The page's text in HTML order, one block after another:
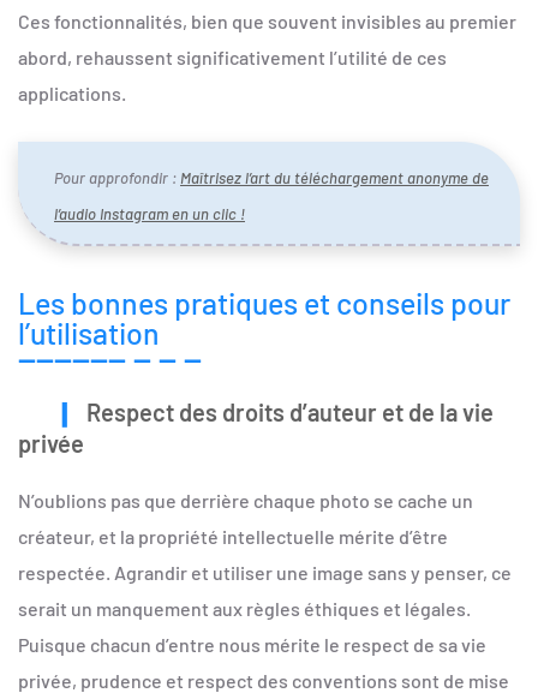
Ces fonctionnalités, bien que souvent invisibles au premier
abord, rehaussent significativement l’utilité de ces
applications.
Pour approfondir : Maîtrisez l’art du téléchargement anonyme de
l’audio Instagram en un clic !
Les bonnes pratiques et conseils pour
l’utilisation
Respect des droits d’auteur et de la vie
privée
N’oublions pas que derrière chaque photo se cache un
créateur, et la propriété intellectuelle mérite d’être
respectée. Agrandir et utiliser une image sans y penser, ce
serait un manquement aux règles éthiques et légales.
Puisque chacun d’entre nous mérite le respect de sa vie
privée, prudence et respect des conventions sont de mise